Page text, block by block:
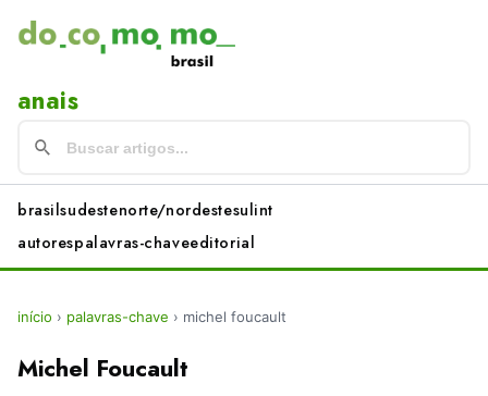
anais
brasilsudestenorte/nordestesulint
autorespalavras-chaveeditorial
início › palavras-chave › michel foucault
Michel Foucault